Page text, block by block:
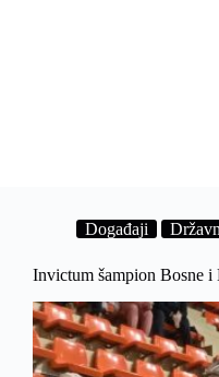
Događaji
Invictum šampion Bosne i